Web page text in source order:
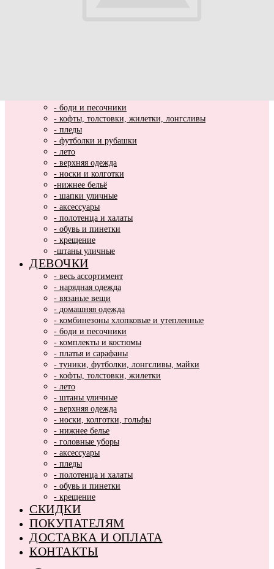
- боди и песочники
- кофты, толстовки, жилетки, лонгсливы
- пледы
- футболки и рубашки
- лето
- верхняя одежда
- носки и колготки
-нижнее бельё
- шапки уличные
- аксессуары
- полотенца и халаты
- обувь и пинетки
- крещение
-штаны уличные
ДЕВОЧКИ
- весь ассортимент
- нарядная одежда
- вязаные вещи
- домашняя одежда
- комбинезоны хлопковые и утепленные
- боди и песочники
- комплекты и костюмы
- платья и сарафаны
- туники, футболки, лонгсливы, майки
- кофты, толстовки, жилетки
- лето
- штаны уличные
- верхняя одежда
- носки, колготки, гольфы
- нижнее белье
- головные уборы
- аксессуары
- пледы
- полотенца и халаты
- обувь и пинетки
- крещение
СКИДКИ
ПОКУПАТЕЛЯМ
ДОСТАВКА И ОПЛАТА
КОНТАКТЫ